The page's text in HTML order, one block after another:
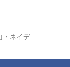
・ネイデ